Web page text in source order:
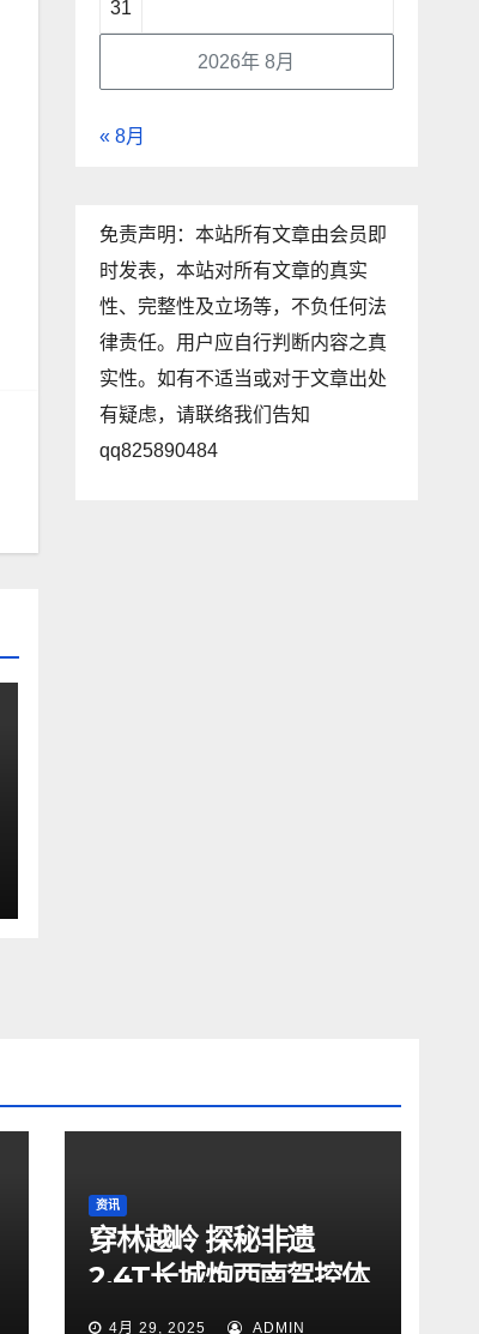
2026年 8月
31
« 8月
免责声明：本站所有文章由会员即
时发表，本站对所有文章的真实
性、完整性及立场等，不负任何法
律责任。用户应自行判断内容之真
实性。如有不适当或对于文章出处
有疑虑，请联络我们告知
qq825890484
资讯
穿林越岭 探秘非遗
2.4T长城炮西南驾控体
验营贵阳站燃擎启动
4月 29, 2025 ADMIN